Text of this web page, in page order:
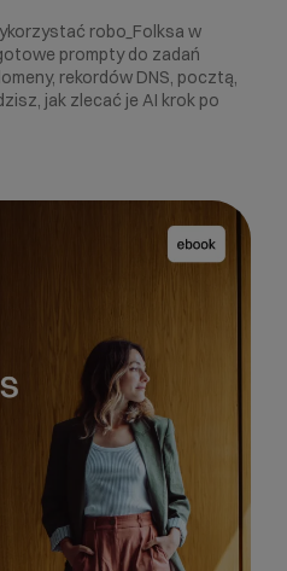
robo_Folksa w
prompty do zadań
rekordów DNS, pocztą,
jak zlecać je AI krok po